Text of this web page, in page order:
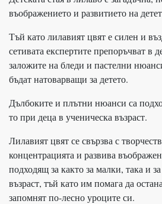
въображението и развитието на
Тъй като лилавият цвят е силен и
сетивата експертите препоръчват в
заложите на бледи и пастелни
бъдат натоварващи за детето.
Дълбоките и плътни нюанси са
то при деца в ученическа възраст.
Лилавият цвят се свързва с
концентрацията и развива
подходящ за както за малки, така и
възраст, тъй като им помага да
запомнят по-лесно уроците си.